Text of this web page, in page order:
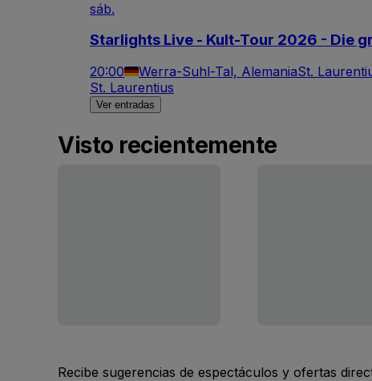
sáb.
Starlights Live - Kult-Tour 2026 - Die
20:00 Werra-Suhl-Tal, AlemaniaSt.
St. Laurentius
Ver entradas
Visto recientemente
Recibe sugerencias de espectáculos y ofertas